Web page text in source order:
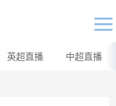
英超直播 中超直播